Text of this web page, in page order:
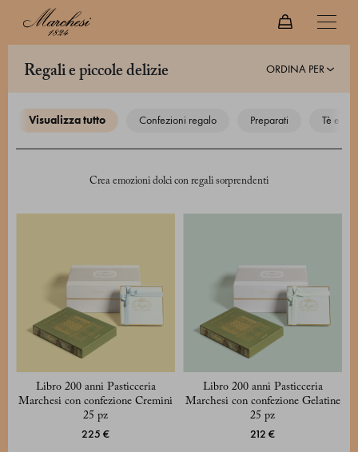
regali e piccole delizie ORDINA PER
visualizza tutto confezioni regalo preparati tè e
Crea emozioni dolci con regali sorprendenti
Libro 200 anni Pasticceria
Marchesi con confezione Cremini
25 pz
225 €
Libro 200 anni Pasticceria
Marchesi con confezione Gelatine
25 pz
212 €